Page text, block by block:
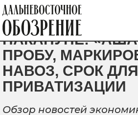
НАКАНУНЕ:
ПРОБУ,
НАВОЗ, СРОК ДЛЯ
ПРИВАТИЗАЦИИ
Обзор новостей